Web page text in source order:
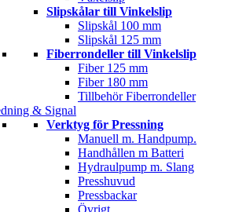
Slipskålar till Vinkelslip
Slipskål 100 mm
Slipskål 125 mm
Fiberrondeller till Vinkelslip
Fiber 125 mm
Fiber 180 mm
Tillbehör Fiberrondeller
& Signal
Verktyg för Pressning
Manuell m. Handpump.
Handhållen m Batteri
Hydraulpump m. Slang
Presshuvud
Pressbackar
Övrigt